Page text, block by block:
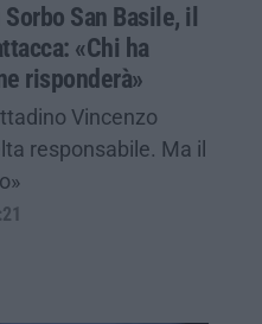
San Basile, il
«Chi ha
risponderà»
Vincenzo
responsabile. Ma il